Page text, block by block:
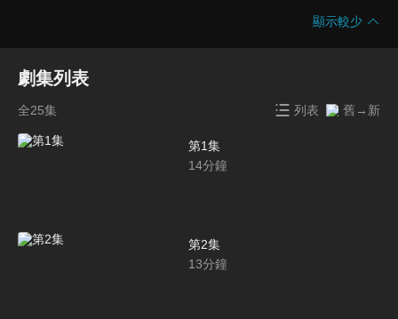
顯示較少
劇集列表
全25集 列表 舊→新
第1集
14分鐘
第2集
13分鐘